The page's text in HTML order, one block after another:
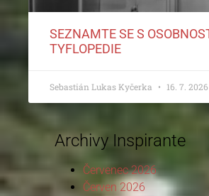
SEZNAMTE SE S
TYFLOPEDIE
Sebastián Lukas Kyčerka 16. 7. 2026
Archivy Inspirante
Červenec 2026
Červen 2026